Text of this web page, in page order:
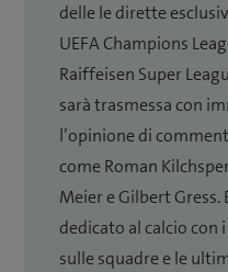
delle le dirette
UEFA Champions
Raiffeisen Super
sarà trasmessa con
l’opinione di
come Roman
Meier e Gilbert
dedicato al calcio
sulle squadre e le